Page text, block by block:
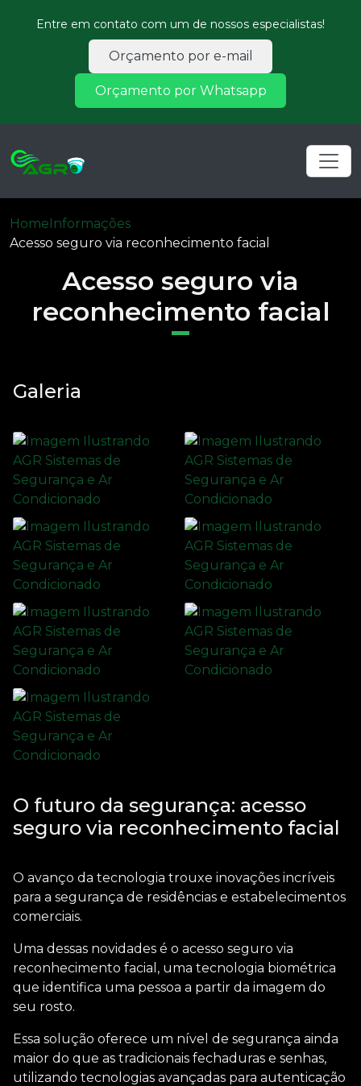
Entre em contato com um de nossos especialistas!
Orçamento por e-mail
Orçamento por Whatsapp
HomeInformações
Acesso seguro via reconhecimento facial
Acesso seguro via
reconhecimento facial
Galeria
O futuro da segurança: acesso
seguro via reconhecimento facial
O avanço da tecnologia trouxe inovações incríveis
para a segurança de residências e estabelecimentos
comerciais.
Uma dessas novidades é o acesso seguro via
reconhecimento facial , uma tecnologia biométrica
que identifica uma pessoa a partir da imagem do
seu rosto.
Essa solução oferece um nível de segurança ainda
maior do que as tradicionais fechaduras e senhas,
utilizando tecnologias avançadas para autenticação